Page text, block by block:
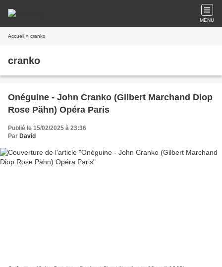
MENU
Accueil » cranko
cranko
Onéguine - John Cranko (Gilbert Marchand Diop
Rose Pähn) Opéra Paris
Publié le 15/02/2025 à 23:36
Par David